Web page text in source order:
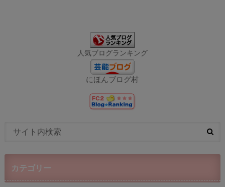
人気ブログランキング
にほんブログ村
カテゴリー